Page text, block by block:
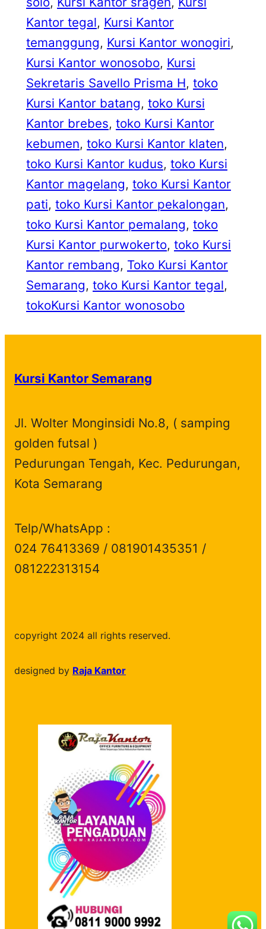
Kantor tegal, Kursi Kantor
temanggung, Kursi Kantor wonogiri
Kursi Kantor wonosobo, Kursi
Sekretaris Savello Prisma H, toko
Kursi Kantor batang, toko Kursi
Kantor brebes, toko Kursi Kantor
kebumen, toko Kursi Kantor klaten
toko Kursi Kantor kudus, toko Kursi
Kantor magelang, toko Kursi Kantor
pati, toko Kursi Kantor pekalongan
toko Kursi Kantor pemalang, toko
Kursi Kantor purwokerto, toko Kursi
Kantor rembang, Toko Kursi Kantor
Semarang, toko Kursi Kantor tegal
tokoKursi Kantor wonosobo
Kursi Kantor Semarang
Jl. Wolter Monginsidi No.8, ( samping
golden futsal )
Pedurungan Tengah, Kec. Pedurungan,
Kota Semarang
Telp/WhatsApp :
024 76413369 / 081901435351 /
081222313154
copyright 2024 all rights reserved.
designed by Raja Kantor